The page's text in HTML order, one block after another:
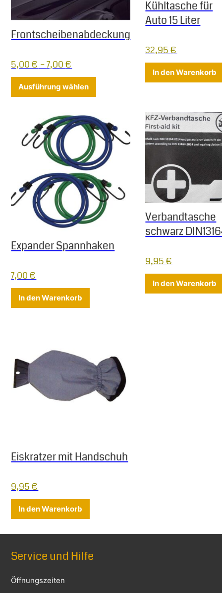
Frontscheibenabdeckung
5,00€ –7,00€
Ausführung wählen Dieses Produkt weist mehrere
Kühltasche für
Auto 15 Liter
32,95€
In den Warenkorb
Expander Spannhaken
7,00€
In den Warenkorb
Verbandtasche
schwarz
9,95€
In den Warenkorb
Eiskratzer mit Handschuh
9,95€
In den Warenkorb
Service und Hilfe
Öffnungszeiten